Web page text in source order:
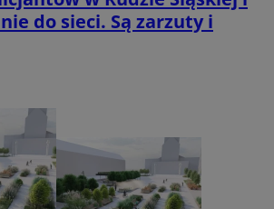
do sieci. Są zarzuty i